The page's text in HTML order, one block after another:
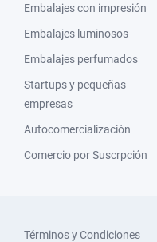
Embalajes con impresión
Embalajes luminosos
Embalajes perfumados
Startups y pequeñas
empresas
Autocomercialización
Comercio por Suscrpción
Términos y Condiciones